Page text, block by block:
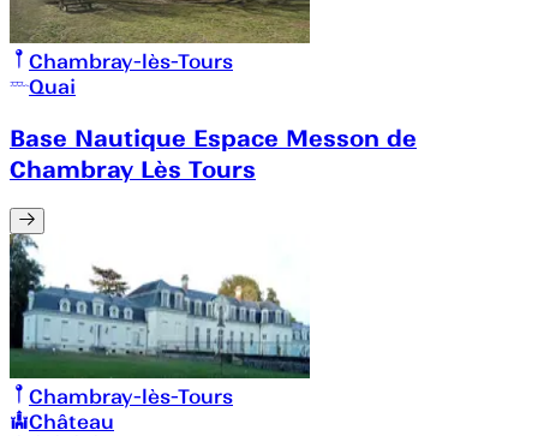
Chambray-lès-Tours
Quai
Base Nautique Espace Messon de
Chambray Lès Tours
Chambray-lès-Tours
Château